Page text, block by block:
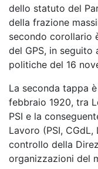
dello statuto del
della frazione
secondo corollario
del GPS, in
politiche del 16
La seconda tappa
febbraio 1920, tra
PSI e la
Lavoro (PSI,
controllo della
organizzazioni del